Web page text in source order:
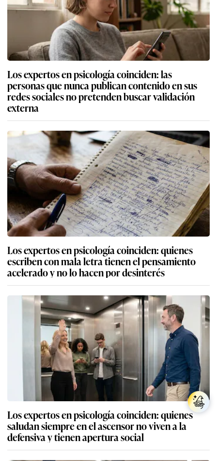
Los expertos en psicología coinciden: las
personas que nunca publican contenido en sus
redes sociales no pretenden buscar validación
externa
Los expertos en psicología coinciden: quienes
escriben con mala letra tienen el pensamiento
acelerado y no lo hacen por desinterés
Los expertos en psicología coinciden: quienes
saludan siempre en el ascensor no viven a la
defensiva y tienen apertura social